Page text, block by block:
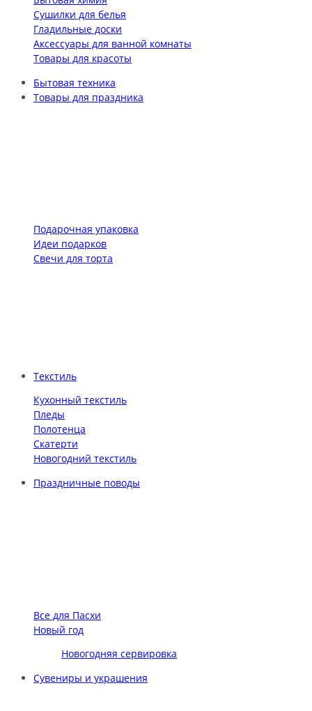
Сушилки для белья
Гладильные доски
Аксессуары для ванной комнаты
Товары для красоты
Бытовая техника
Товары для праздника
Подарочная упаковка
Идеи подарков
Свечи для торта
Текстиль
Кухонный текстиль
Пледы
Полотенца
Скатерти
Новогодний текстиль
Праздничные поводы
Все для Пасхи
Новый год
Новогодняя сервировка
Сувениры и украшения